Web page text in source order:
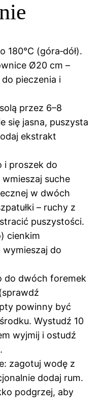
180°C (góra‑dół).
Ø20 cm –
pieczenia i
przez 6–8
się jasna, puszysta
ekstrakt
i proszek do
suche
w dwóch
– ruchy z
puszystości.
cienkim
do
do dwóch foremek
powinny być
Wystudź 10
wyjmij i ostudź
zagotuj wodę z
dodaj rum.
podgrzej, aby